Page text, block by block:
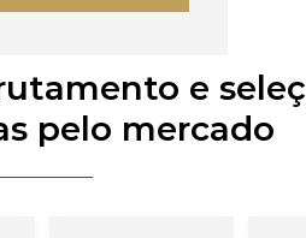
e
pelo mercado